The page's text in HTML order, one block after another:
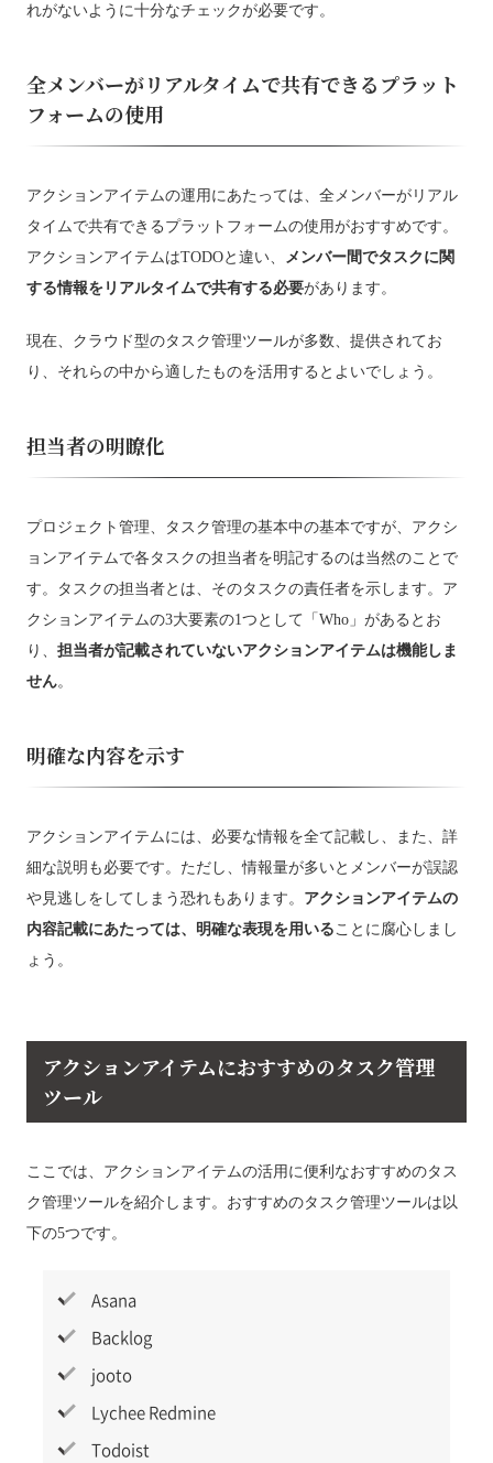
れがないように十分なチェックが必要です。
全メンバーがリアルタイムで共有できるプラット
フォームの使用
アクションアイテムの運用にあたっては、全メンバーがリアル
タイムで共有できるプラットフォームの使用がおすすめです。
アクションアイテムはTODOと違い、
メンバー間でタスクに関
する情報をリアルタイムで共有する必要があります。
現在、クラウド型のタスク管理ツールが多数、提供されてお
り、それらの中から適したものを活用するとよいでしょう。
担当者の明瞭化
プロジェクト管理、タスク管理の基本中の基本ですが、アクシ
ョンアイテムで各タスクの担当者を明記するのは当然のことで
す。タスクの担当者とは、そのタスクの責任者を示します。ア
クションアイテムの3大要素の1つとして「Who」があるとお
り、 担当者が記載されていないアクションアイテムは機能しま
せん。
明確な内容を示す
アクションアイテムには、必要な情報を全て記載し、また、詳
細な説明も必要です。ただし、情報量が多いとメンバーが誤認
や見逃しをしてしまう恐れもあります。 アクションアイテムの
内容記載にあたっては、明確な表現を用いることに腐心しまし
ょう。
アクションアイテムにおすすめのタスク管理
ツール
ここでは、アクションアイテムの活用に便利なおすすめのタス
ク管理ツールを紹介します。おすすめのタスク管理ツールは以
下の5つです。
Asana
Backlog
jooto
Lychee Redmine
Todoist